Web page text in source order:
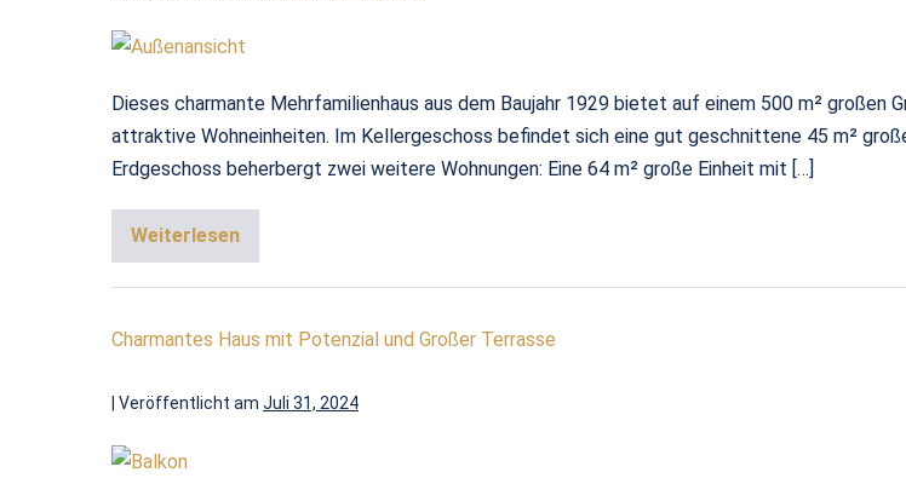
Dieses charmante Mehrfamilienhaus aus dem Baujahr 1929 bietet auf einem 500 m²
attraktive Wohneinheiten. Im Kellergeschoss befindet sich eine gut geschnittene 45 m²
Erdgeschoss beherbergt zwei weitere Wohnungen: Eine 64 m² große Einheit mit […]
Weiterlesen
Charmantes Haus mit Potenzial und Großer Terrasse
Veröffentlicht am Juli 31, 2024